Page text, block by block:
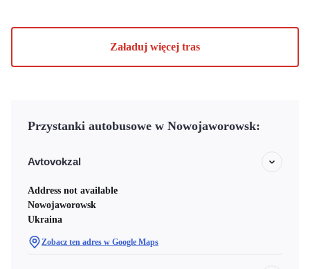
Załaduj więcej tras
Przystanki autobusowe w Nowojaworowsk:
Avtovokzal
Address not available
Nowojaworowsk
Ukraina
Zobacz ten adres w Google Maps